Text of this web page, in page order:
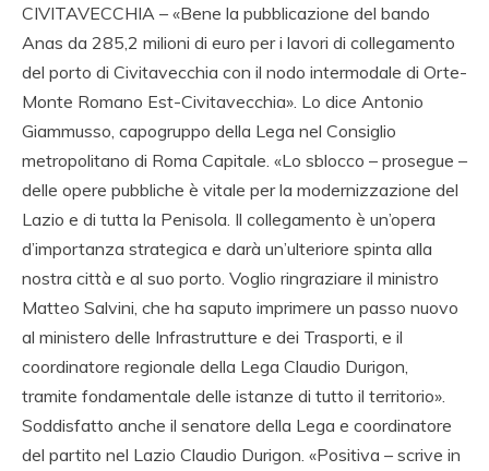
CIVITAVECCHIA – «Bene la pubblicazione del bando
Anas da 285,2 milioni di euro per i lavori di collegamento
del porto di Civitavecchia con il nodo intermodale di Orte-
Monte Romano Est-Civitavecchia». Lo dice Antonio
Giammusso, capogruppo della Lega nel Consiglio
metropolitano di Roma Capitale. «Lo sblocco – prosegue –
delle opere pubbliche è vitale per la modernizzazione del
Lazio e di tutta la Penisola. Il collegamento è un’opera
d’importanza strategica e darà un’ulteriore spinta alla
nostra città e al suo porto. Voglio ringraziare il ministro
Matteo Salvini, che ha saputo imprimere un passo nuovo
al ministero delle Infrastrutture e dei Trasporti, e il
coordinatore regionale della Lega Claudio Durigon,
tramite fondamentale delle istanze di tutto il territorio».
Soddisfatto anche il senatore della Lega e coordinatore
del partito nel Lazio Claudio Durigon. «Positiva – scrive in